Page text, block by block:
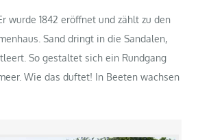
wurde 1842 eröffnet und zählt zu den
Sand dringt in die Sandalen,
So gestaltet sich ein Rundgang
Wie das duftet! In Beeten wachsen